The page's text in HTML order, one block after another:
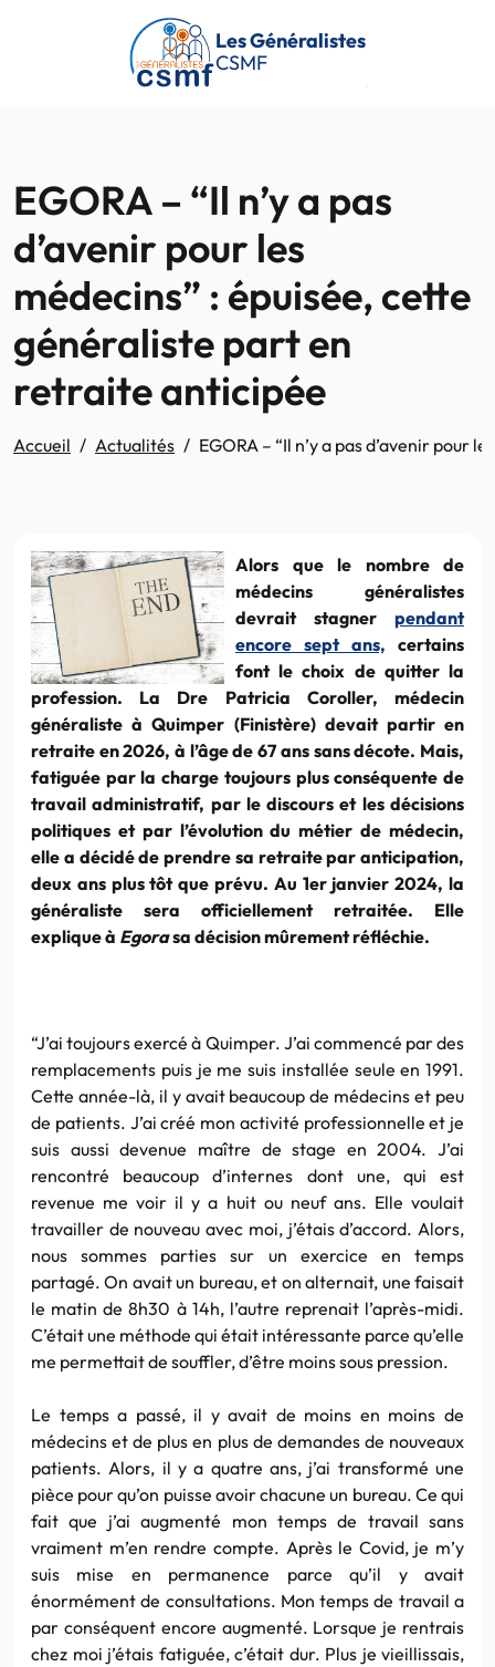
Passer au contenu principal
Les Généralistes
CSMF
EGORA – “Il n’y a pas
d’avenir pour les
médecins” : épuisée, cette
généraliste part en
retraite anticipée
Accueil Actualités EGORA – “Il n’y a pas d’avenir
Alors que le nombre de
médecins généralistes
devrait stagner pendant
encore sept ans, certains
font le choix de quitter la
profession. La Dre Patricia Coroller, médecin
généraliste à Quimper (Finistère) devait partir en
retraite en 2026, à l’âge de 67 ans sans décote. Mais,
fatiguée par la charge toujours plus conséquente de
travail administratif, par le discours et les décisions
politiques et par l’évolution du métier de médecin,
elle a décidé de prendre sa retraite par anticipation,
deux ans plus tôt que prévu. Au 1er janvier 2024, la
généraliste sera officiellement retraitée. Elle
explique à Egorasa décision mûrement réfléchie.
“J’ai toujours exercé à Quimper. J’ai commencé par des
remplacements puis je me suis installée seule en 1991.
Cette année-là, il y avait beaucoup de médecins et peu
de patients. J’ai créé mon activité professionnelle et je
suis aussi devenue maître de stage en 2004. J’ai
rencontré beaucoup d’internes dont une, qui est
revenue me voir il y a huit ou neuf ans. Elle voulait
travailler de nouveau avec moi, j’étais d’accord. Alors,
nous sommes parties sur un exercice en temps
partagé. On avait un bureau, et on alternait, une faisait
le matin de 8h30 à 14h, l’autre reprenait l’après-midi.
C’était une méthode qui était intéressante parce qu’elle
me permettait de souffler, d’être moins sous pression.
Le temps a passé, il y avait de moins en moins de
médecins et de plus en plus de demandes de nouveaux
patients. Alors, il y a quatre ans, j’ai transformé une
pièce pour qu’on puisse avoir chacune un bureau. Ce qui
fait que j’ai augmenté mon temps de travail sans
vraiment m’en rendre compte. Après le Covid, je m’y
suis mise en permanence parce qu’il y avait
énormément de consultations. Mon temps de travail a
par conséquent encore augmenté. Lorsque je rentrais
chez moi j’étais fatiguée, c’était dur. Plus je vieillissais,